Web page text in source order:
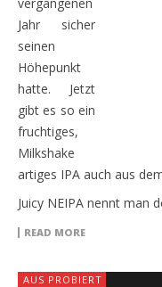
Jahr sicher
seinen
Höhepunkt
hatte. Jetzt
gibt es so ein
fruchtiges,
Milkshake
artiges IPA auch aus
Juicy NEIPA nennt man
READ MORE
AUS PROBIERT